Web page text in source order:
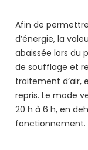
Afin de
d’énergie, la
abaissée lors du
de soufflage et
traitement d’air,
repris. Le mode
20 h à 6 h, en
fonctionnement.